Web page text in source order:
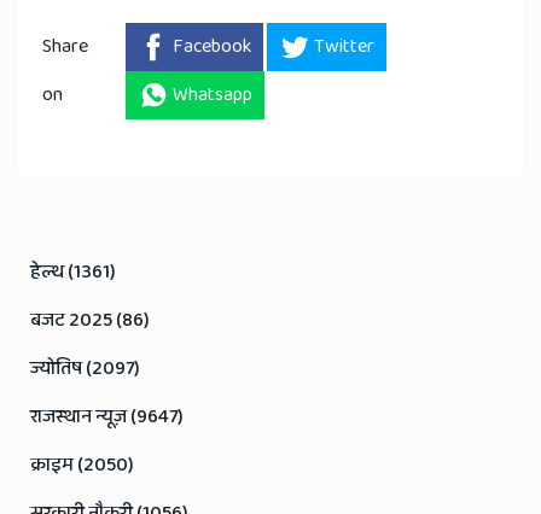
Share
on
Facebook
Twitter
Whatsapp
हेल्थ (1361)
बजट 2025 (86)
ज्योतिष (2097)
राजस्थान न्यूज़ (9647)
क्राइम (2050)